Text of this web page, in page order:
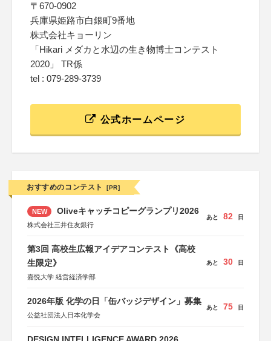
〒670-0902
兵庫県姫路市白銀町9番地
株式会社キョーリン
「Hikari メダカと水辺の生き物博士コンテスト
2020」 TR係
tel : 079-289-3739
公式ホームページ
おすすめのコンテスト [PR]
NEW Oliveキャッチコピーグランプリ2026
株式会社三井住友銀行
あと 82 日
第3回 高校生広報アイデアコンテスト《高校
生限定》
嘉悦大学 経営経済学部
あと 30 日
2026年版 化学の日「缶バッジデザイン」募集
公益社団法人日本化学会
あと 75 日